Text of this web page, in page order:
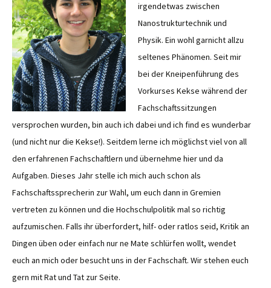
irgendetwas zwischen
Nanostrukturtechnik und
Physik. Ein wohl garnicht allzu
seltenes Phänomen. Seit mir
bei der Kneipenführung des
Vorkurses Kekse während der
Fachschaftssitzungen
versprochen wurden, bin auch ich dabei und ich find es wunderbar
(und nicht nur die Kekse!). Seitdem lerne ich möglichst viel von all
den erfahrenen Fachschaftlern und übernehme hier und da
Aufgaben. Dieses Jahr stelle ich mich auch schon als
Fachschaftssprecherin zur Wahl, um euch dann in Gremien
vertreten zu können und die Hochschulpolitik mal so richtig
aufzumischen. Falls ihr überfordert, hilf- oder ratlos seid, Kritik an
Dingen üben oder einfach nur ne Mate schlürfen wollt, wendet
euch an mich oder besucht uns in der Fachschaft. Wir stehen euch
gern mit Rat und Tat zur Seite.